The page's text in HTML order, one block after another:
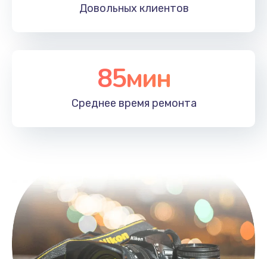
Довольных клиентов
85мин
Среднее время ремонта